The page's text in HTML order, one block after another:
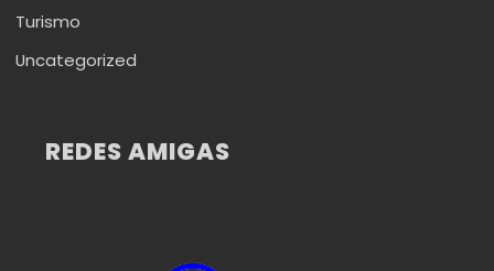
Turismo
Uncategorized
REDES AMIGAS